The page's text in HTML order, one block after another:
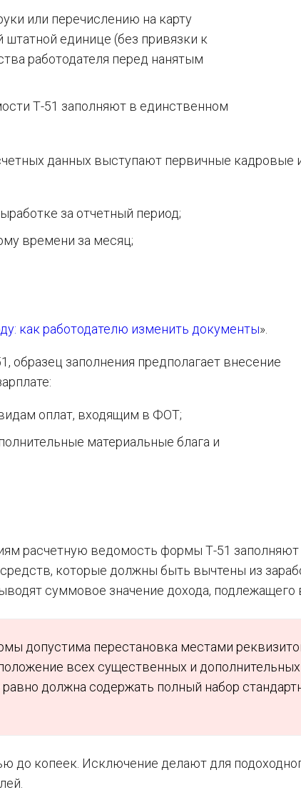
или перечислению на карту
единице (без привязки к
работодателя перед нанятым
Т-51 заполняют в единственном
данных выступают первичные кадровые
за отчетный период;
времени за месяц;
как работодателю изменить документы».
образец заполнения предполагает внесение
оплат, входящим в ФОТ;
материальные блага и
расчетную ведомость формы Т-51 заполняют
которые должны быть вычтены из
суммовое значение дохода, подлежащего
допустима перестановка местами
всех существенных и дополнительных
должна содержать полный набор
до копеек. Исключение делают для